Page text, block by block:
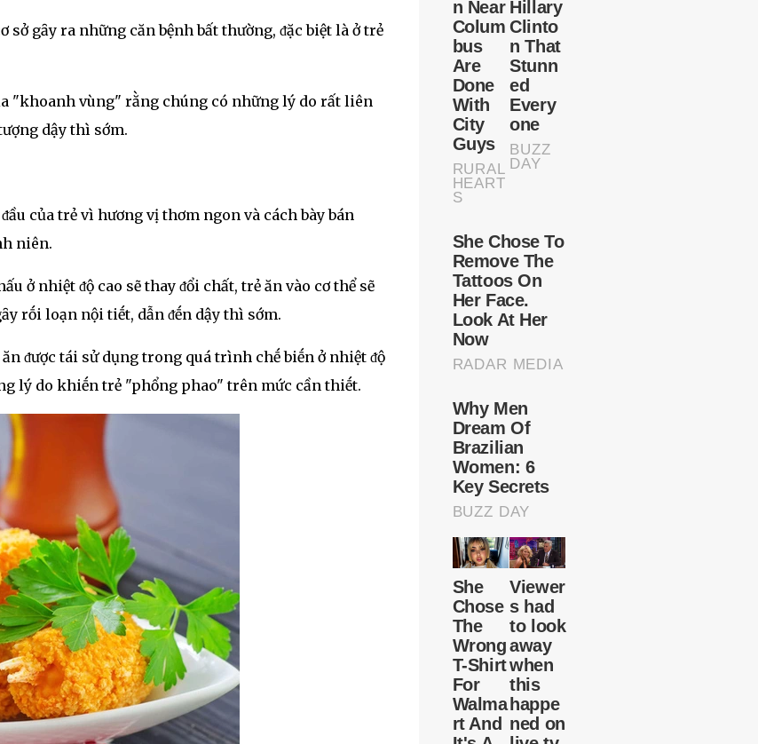
gȃy ra những căn bệnh bất thường, ᵭặc biệt là ở trẻ
"khoanh vùng" rằng chúng có những lý do rất liên
dậy thì sớm.
của trẻ vì hương vị thơm ngon và cách bày bán
niên.
ở nhiệt ᵭộ cao sẽ thay ᵭổi chất, trẻ ăn vào cơ thể sẽ
rṓi loạn nội tiḗt, dẫn ᵭḗn dậy thì sớm.
ᵭược tái sử dụng trong quá trình chḗ biḗn ở nhiệt ᵭộ
lý do khiḗn trẻ "phổng phao" trên mức cần thiḗt.